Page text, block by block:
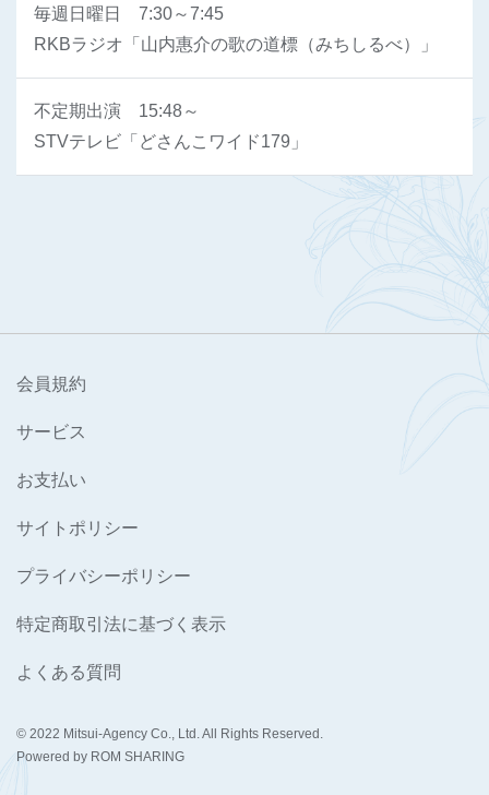
毎週日曜日 7:30～7:45
RKBラジオ「山内惠介の歌の道標（みちしるべ）」
不定期出演 15:48～
STVテレビ「どさんこワイド179」
会員規約
サービス
お支払い
サイトポリシー
プライバシーポリシー
特定商取引法に基づく表示
よくある質問
© 2022 Mitsui-Agency Co., Ltd. All Rights Reserved.
Powered by ROM SHARING